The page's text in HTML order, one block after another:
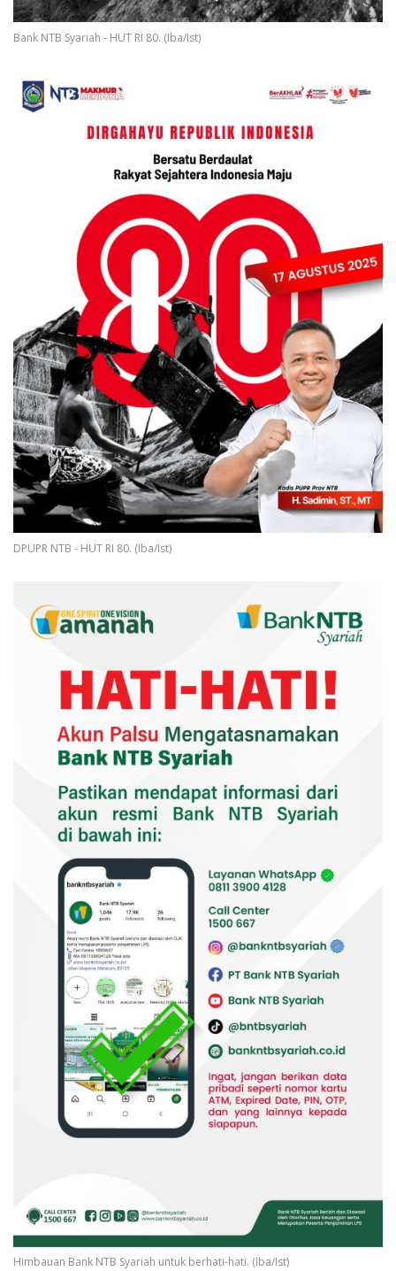
Bank NTB Syariah - HUT RI 80. (Iba/Ist)
DPUPR NTB - HUT RI 80. (Iba/Ist)
Himbauan Bank NTB Syariah untuk berhati-hati. (Iba/Ist)